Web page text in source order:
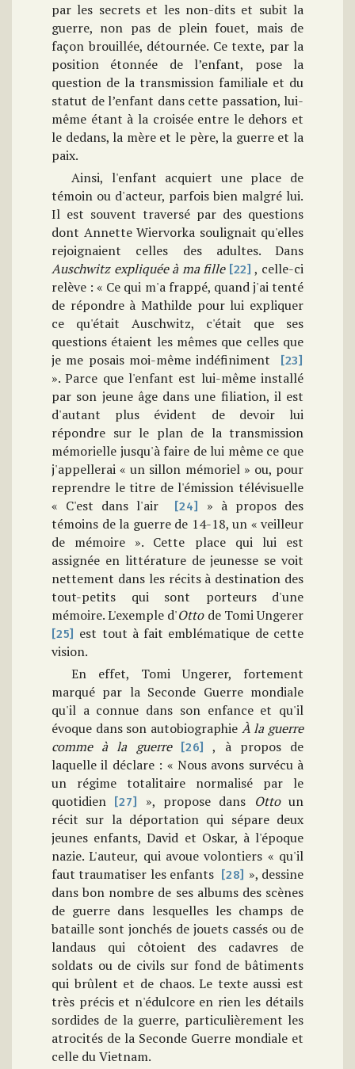
par les secrets et les non-dits et subit la
guerre, non pas de plein fouet, mais de
façon brouillée, détournée. Ce texte, par la
position étonnée de l’enfant, pose la
question de la transmission familiale et du
statut de l’enfant dans cette passation, lui-
même étant à la croisée entre le dehors et
le dedans, la mère et le père, la guerre et la
paix.
Ainsi, l'enfant acquiert une place de
témoin ou d'acteur, parfois bien malgré lui.
Il est souvent traversé par des questions
dont Annette Wiervorka soulignait qu'elles
rejoignaient celles des adultes. Dans
Auschwitz expliquée à ma fille [22] , celle-ci
relève : « Ce qui m'a frappé, quand j'ai tenté
de répondre à Mathilde pour lui expliquer
ce qu'était Auschwitz, c'était que ses
questions étaient les mêmes que celles que
je me posais moi-même indéfiniment
[23]
». Parce que l'enfant est lui-même installé
par son jeune âge dans une filiation, il est
d'autant plus évident de devoir lui
répondre sur le plan de la transmission
mémorielle jusqu'à faire de lui même ce que
j'appellerai « un sillon mémoriel » ou, pour
reprendre le titre de l'émission télévisuelle
« C'est dans l'air
[24]
» à propos des
témoins de la guerre de 14-18, un « veilleur
de mémoire ». Cette place qui lui est
assignée en littérature de jeunesse se voit
nettement dans les récits à destination des
tout-petits qui sont porteurs d'une
mémoire. L'exemple d'Ottode Tomi Ungerer
[25]
est tout à fait emblématique de cette
vision.
En effet, Tomi Ungerer, fortement
marqué par la Seconde Guerre mondiale
qu'il a connue dans son enfance et qu'il
évoque dans son autobiographie À la guerre
comme à la guerre [26]
, à propos de
laquelle il déclare : « Nous avons survécu à
un régime totalitaire normalisé par le
quotidien
[27] », propose dans Ottoun
récit sur la déportation qui sépare deux
jeunes enfants, David et Oskar, à l'époque
nazie. L'auteur, qui avoue volontiers « qu'il
faut traumatiser les enfants
[28] », dessine
dans bon nombre de ses albums des scènes
de guerre dans lesquelles les champs de
bataille sont jonchés de jouets cassés ou de
landaus qui côtoient des cadavres de
soldats ou de civils sur fond de bâtiments
qui brûlent et de chaos. Le texte aussi est
très précis et n'édulcore en rien les détails
sordides de la guerre, particulièrement les
atrocités de la Seconde Guerre mondiale et
celle du Vietnam.